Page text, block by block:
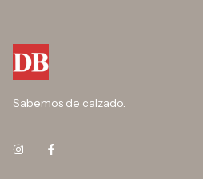
Sabemos de calzado.